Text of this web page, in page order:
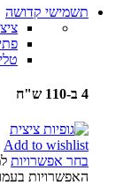
תשמישי קדושה
4 ב-110 ש"ח
Add to wishlist
בחר אפשרויות
האפשרויות